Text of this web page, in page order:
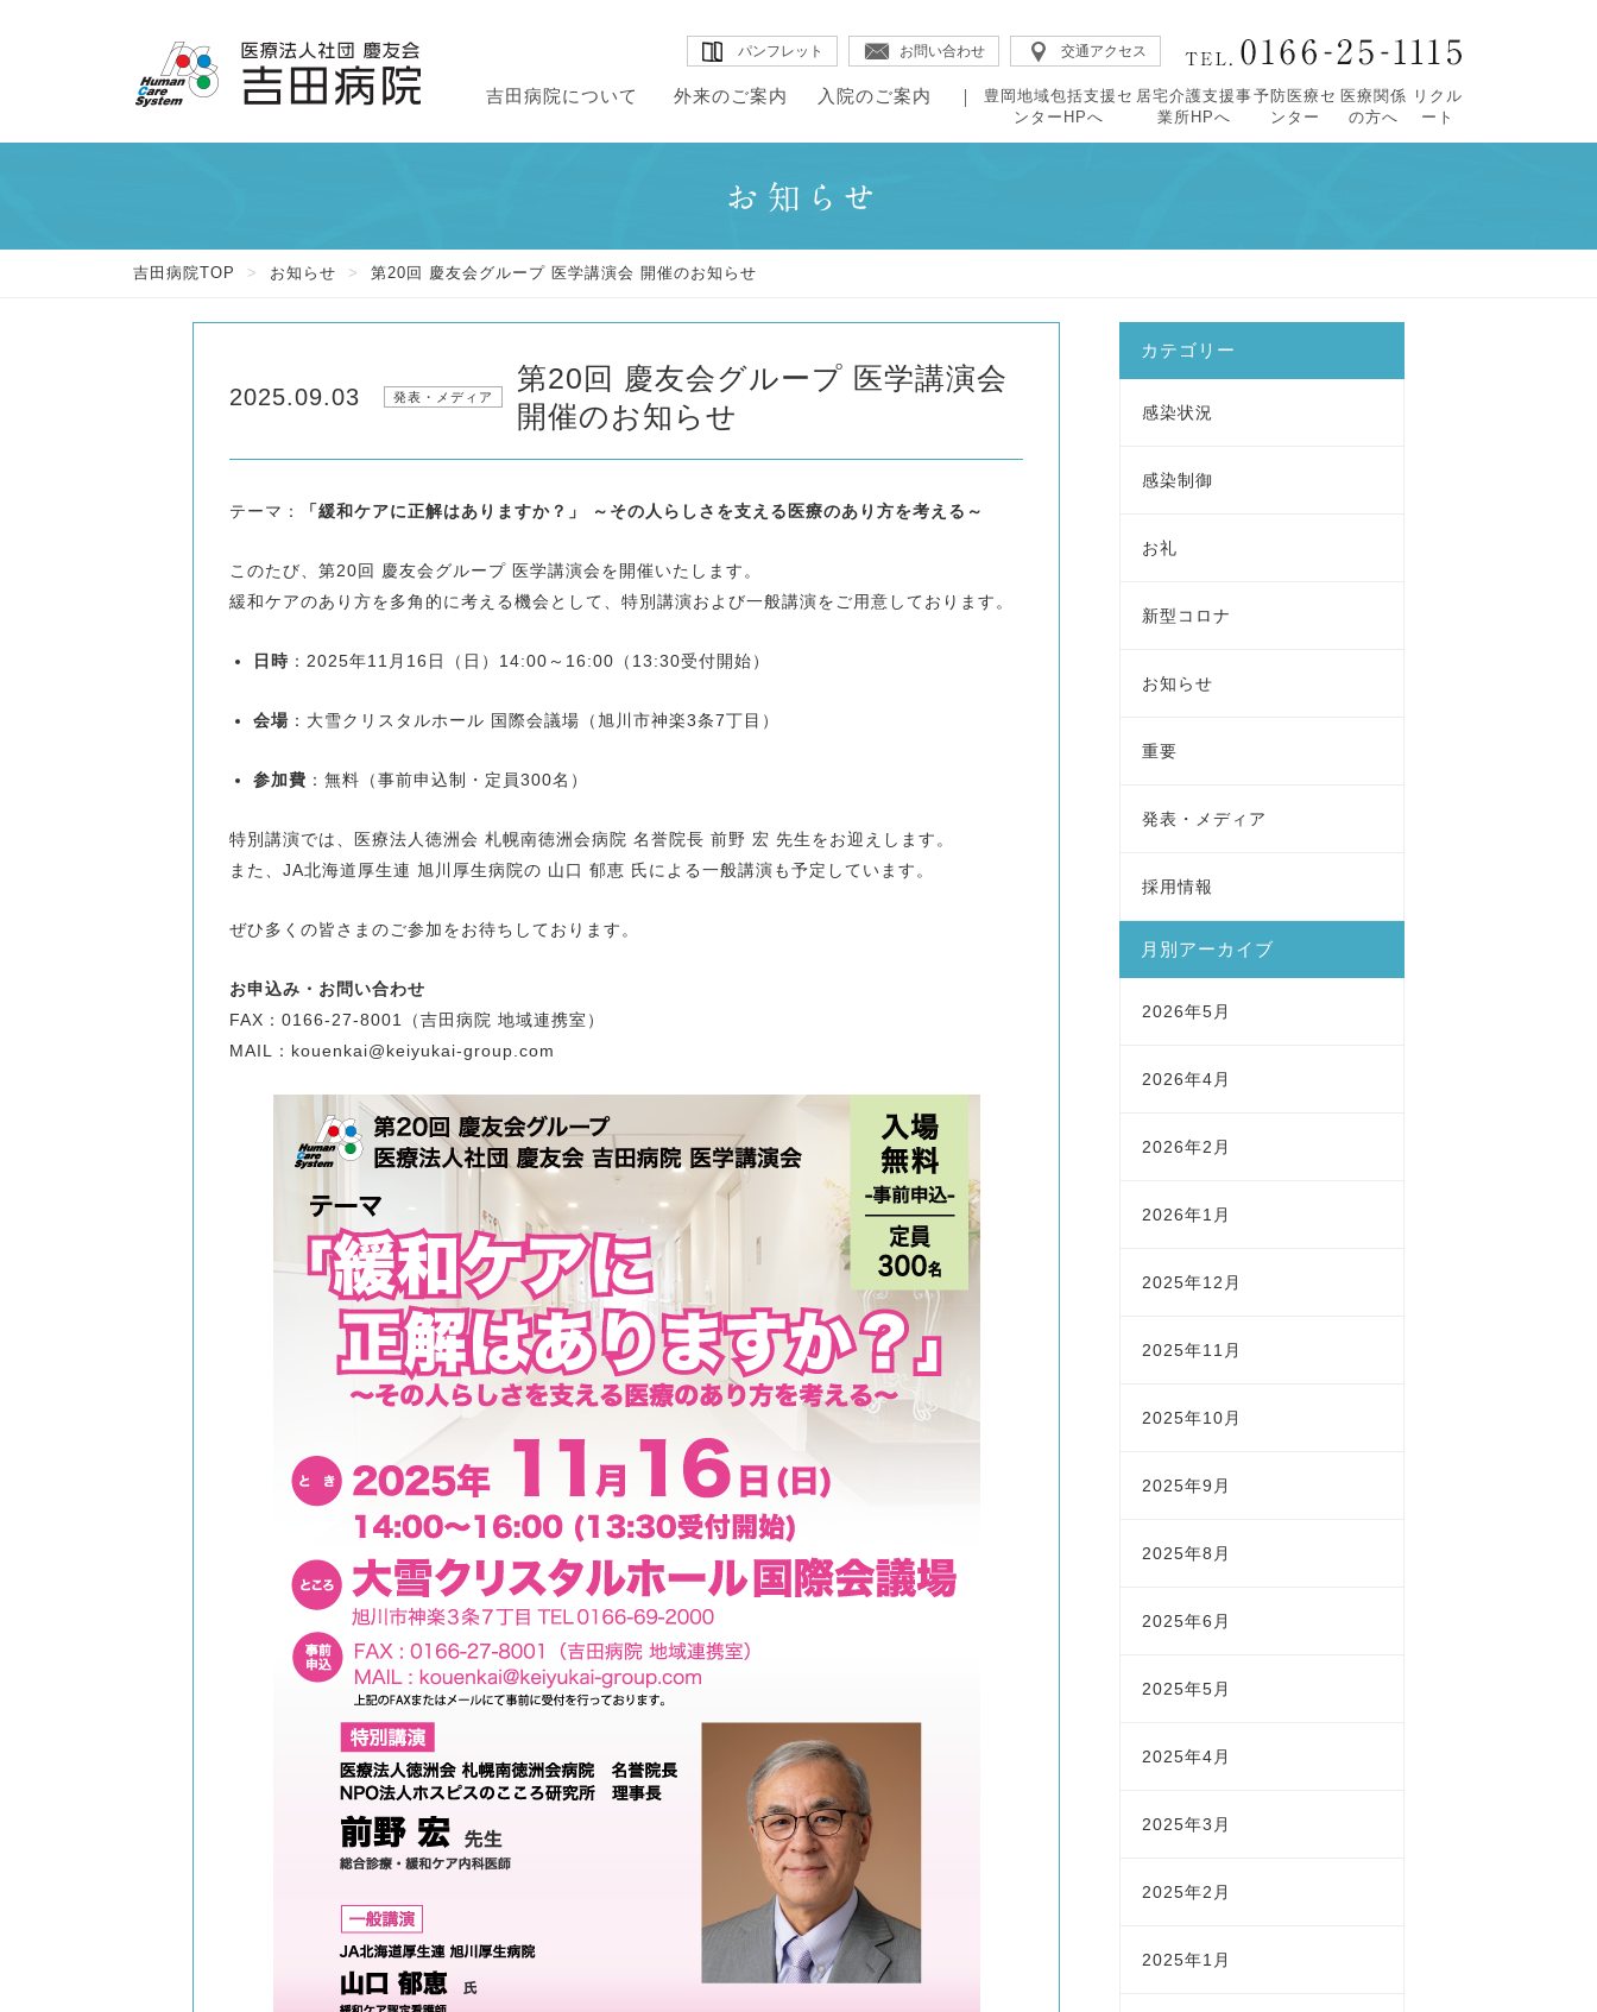
吉田病院について
吉田病院について
・理念
・すこやか85号
外来のご案内
外来のご案内
・外来のご案内
・診療科・センター紹介
・教授紹介
入院のご案内
入院のご案内
・はじめに
・入退院の手続き
・医療福祉相談
・レスパイト入院のご案内
豊岡地域包括支援セ
ンターHPへ
居宅介護支援事
業所HPへ
予防医療セ
ンター
医療関係
の方へ
リクル
ート
パンフレット お問い合わせ 交通アクセス
吉田病院TOP > お知らせ > 第20回 慶友会グループ 医学講演会 開催のお知らせ
2025.09.03 発表・メディア
第20回 慶友会グループ 医学講演会
開催のお知らせ
テーマ： 「緩和ケアに正解はありますか？」 ～その人らしさを支える医療のあり方を考える～
このたび、第20回 慶友会グループ 医学講演会を開催いたします。
緩和ケアのあり方を多角的に考える機会として、特別講演および一般講演をご用意しております。
日時 ：2025年11月16日（日）14:00～16:00（13:30受付開始）
会場 ：大雪クリスタルホール 国際会議場（旭川市神楽3条7丁目）
参加費 ：無料（事前申込制・定員300名）
特別講演では、医療法人徳洲会 札幌南徳洲会病院 名誉院長 前野 宏 先生をお迎えします。
また、JA北海道厚生連 旭川厚生病院の 山口 郁恵 氏による一般講演も予定しています。
ぜひ多くの皆さまのご参加をお待ちしております。
お申込み・お問い合わせ
FAX：0166-27-8001（吉田病院 地域連携室）
MAIL： kouenkai@keiyukai-group.com
カテゴリー
感染状況
感染制御
お礼
新型コロナ
お知らせ
重要
発表・メディア
採用情報
月別アーカイブ
2026年5月
2026年4月
2026年2月
2026年1月
2025年12月
2025年11月
2025年10月
2025年9月
2025年8月
2025年6月
2025年5月
2025年4月
2025年3月
2025年2月
2025年1月